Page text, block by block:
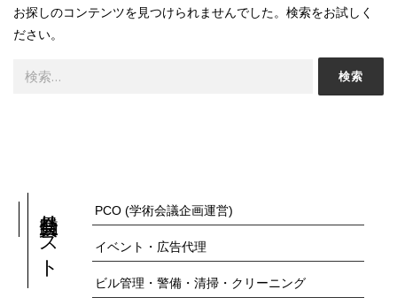
お探しのコンテンツを見つけられませんでした。検索をお試しく
ださい。
索:
リ
ス
ト
PCO (学術会議企画運営)
イベント・広告代理
ビル管理・警備・清掃・クリーニング